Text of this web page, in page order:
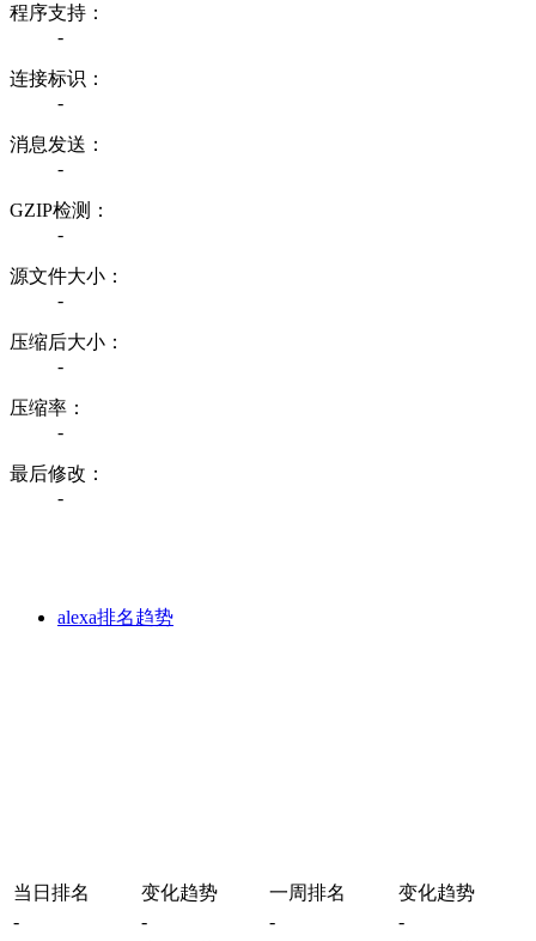
程序支持：
-
连接标识：
-
消息发送：
-
GZIP检测：
-
源文件大小：
-
压缩后大小：
-
压缩率：
-
最后修改：
-
alexa排名趋势
当日排名 变化趋势 一周排名
变化趋势
-
- -
-